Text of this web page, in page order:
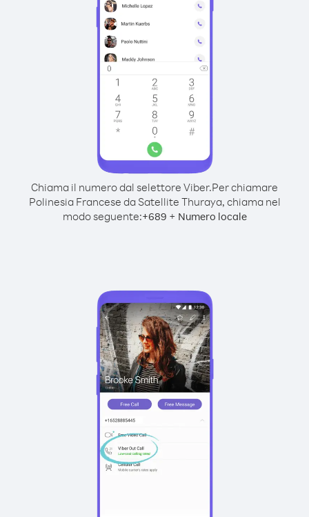
Chiama il numero dal selettore Viber.Per chiamare
Polinesia Francese da Satellite Thuraya, chiama nel
modo seguente:+689 + Numero locale